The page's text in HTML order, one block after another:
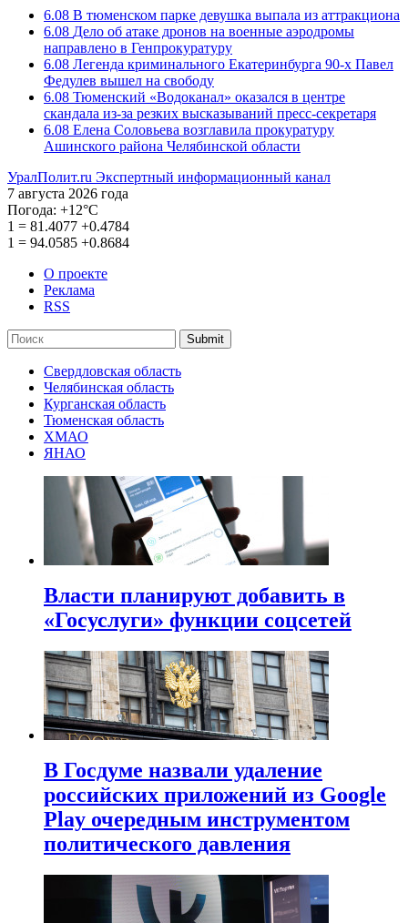
6.08 В тюменском парке девушка выпала из аттракциона
6.08 Дело об атаке дронов на военные аэродромы
направлено в Генпрокуратуру
6.08 Легенда криминального Екатеринбурга 90-х Павел
Федулев вышел на свободу
6.08 Тюменский «Водоканал» оказался в центре
скандала из-за резких высказываний пресс-секретаря
6.08 Елена Соловьева возглавила прокуратуру
Ашинского района Челябинской области
УралПолит.ru Экспертный информационный канал
7 августа 2026 года
Погода: +12°С
1 = 81.4077 +0.4784
1 = 94.0585 +0.8684
О проекте
Реклама
RSS
Submit
Свердловская область
Челябинская область
Курганская область
Тюменская область
ХМАО
ЯНАО
Власти планируют добавить в
«Госуслуги» функции соцсетей
В Госдуме назвали удаление
российских приложений из Google
Play очередным инструментом
политического давления